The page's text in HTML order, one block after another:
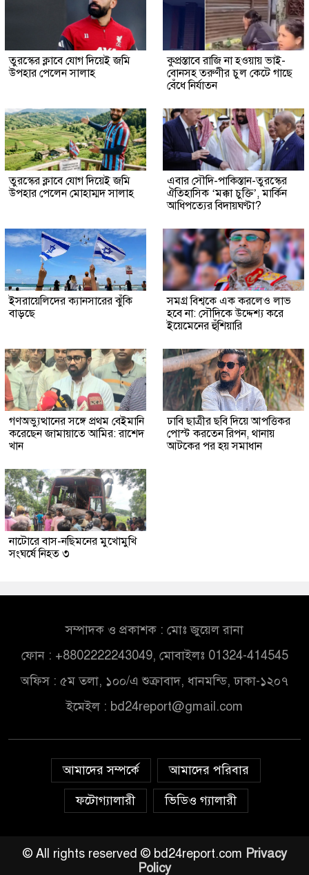
তুরস্কের ক্লাবে যোগ দিয়েই জমি
উপহার পেলেন সালাহ
কুপ্রস্তাবে রাজি না হওয়ায় ভাই-
বোনসহ তরুণীর চুল কেটে গাছে
বেঁধে নির্যাতন
তুরস্কের ক্লাবে যোগ দিয়েই জমি
উপহার পেলেন মোহাম্মদ সালাহ
এবার সৌদি-পাকিস্তান-তুরস্কের
ঐতিহাসিক ‘মক্কা চুক্তি’, মার্কিন
আধিপত্যের বিদায়ঘণ্টা?
ইসরায়েলিদের ক্যানসারের ঝুঁকি
বাড়ছে
সমগ্র বিশ্বকে এক করলেও লাভ
হবে না: সৌদিকে উদ্দেশ্য করে
ইয়েমেনের হুঁশিয়ারি
গণঅভ্যুত্থানের সঙ্গে প্রথম বেইমানি
করেছেন জামায়াতে আমির: রাশেদ
খান
ঢাবি ছাত্রীর ছবি দিয়ে আপত্তিকর
পোস্ট করতেন রিপন, থানায়
আটকের পর হয় সমাধান
নাটোরে বাস-নছিমনের মুখোমুখি
সংঘর্ষে নিহত ৩
সম্পাদক ও প্রকাশক : মোঃ জুয়েল রানা
ফোন : +8802222243049, মোবাইলঃ 01324-414545
অফিস : ৫ম তলা, ১০০/এ শুক্রাবাদ, ধানমন্ডি, ঢাকা-১২০৭
ইমেইল : bd24report@gmail.com
আমাদের সম্পর্কে
আমাদের পরিবার
ফটোগ্যালারী
ভিডিও গ্যালারী
© All rights reserved © bd24report.com Privacy
Policy